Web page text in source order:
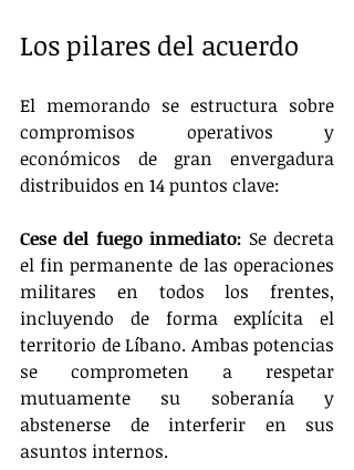
Los pilares del acuerdo
El memorando se estructura sobre
compromisos operativos y
económicos de gran envergadura
distribuidos en 14 puntos clave:
Cese del fuego inmediato: Se decreta
el fin permanente de las operaciones
militares en todos los frentes,
incluyendo de forma explícita el
territorio de Líbano. Ambas potencias
se comprometen a respetar
mutuamente su soberanía y
abstenerse de interferir en sus
asuntos internos.